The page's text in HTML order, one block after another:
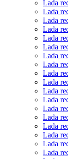
Lada
Lada
Lada
Lada
Lada
Lada
Lada
Lada
Lada
Lada
Lada
Lada
Lada
Lada
Lada
Lada
Lada
Lada